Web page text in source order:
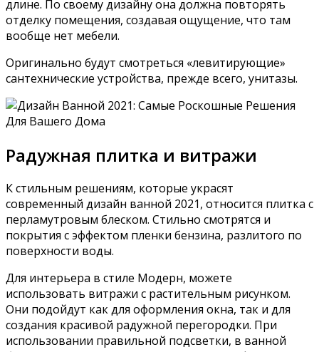
длине. По своему дизайну она должна повторять
отделку помещения, создавая ощущение, что там
вообще нет мебели.
Оригинально будут смотреться «левитирующие»
сантехнические устройства, прежде всего, унитазы.
Радужная плитка и витражи
К стильным решениям, которые украсят
современный дизайн ванной 2021, относится плитка с
перламутровым блеском. Стильно смотрятся и
покрытия с эффектом пленки бензина, разлитого по
поверхности воды.
Для интерьера в стиле Модерн, можете
использовать витражи с растительным рисунком.
Они подойдут как для оформления окна, так и для
создания красивой радужной перегородки. При
использовании правильной подсветки, в ванной